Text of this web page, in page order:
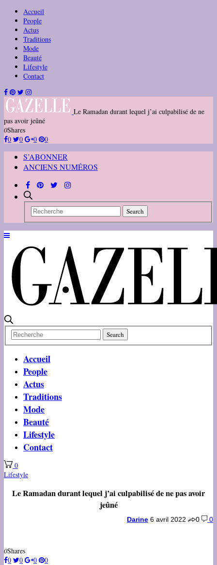
Accueil
People
Actus
Traditions
Mode
Beauté
Lifestyle
Contact
Le Ramadan durant lequel j’ai culpabilisé de ne
pas avoir jeûné
0Shares
0
0 0 0
S’ABONNER
ANCIENS NUMÉROS
Accueil
People
Actus
Traditions
Mode
Beauté
Lifestyle
Contact
0
Lifestyle
Le Ramadan durant lequel j’ai culpabilisé de ne pas avoir
jeûné
Darine 6 avril 2022 0 0
0Shares
0
0 0 0